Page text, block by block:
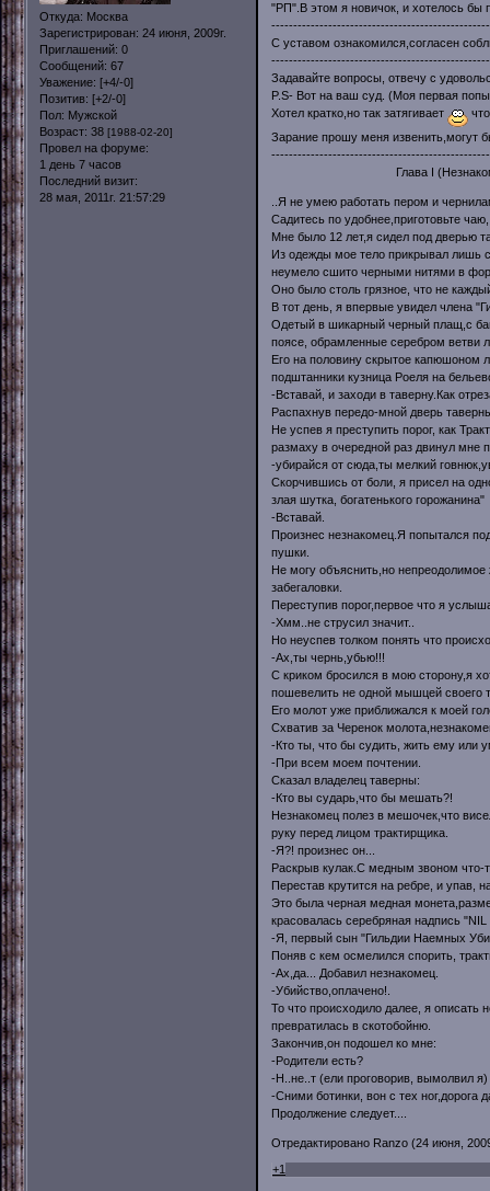
Откуда: Москва
Зарегистрирован: 24 июня, 2009г.
Приглашений: 0
Сообщений: 67
Уважение: [+4/-0]
Позитив: [+2/-0]
Пол: Мужской
Возраст: 38 [1988-02-20]
Провел на форуме:
1 день 7 часов
Последний визит:
28 мая, 2011г. 21:57:29
"РП".В этом я новичок, и хотелось бы
--------------------------------------------------
С уставом ознакомился,согласен
Задавайте вопросы, отвечу с
P.S- Вот на ваш суд. (Моя первая
Хотел кратко,но так затягивает
Зарание прошу меня извенить,могут
Глава I
..Я не умею работать пером и
Садитесь по удобнее,приготовьте
Мне было 12 лет,я сидел под дверью
Из одежды мое тело прикрывал лишь
неумело сшито черными нитями в
Оно было столь грязное, что не
В тот день, я впервые увидел члена
Одетый в шикарный черный плащ,с
поясе, обрамленные серебром ветви
Его на половину скрытое капюшоном
подштанники кузница Роеля на
-Вставай, и заходи в таверну.Как
Распахнув передо-мной дверь
Не успев я преступить порог, как
размаху в очередной раз двинул мне
-убирайся от сюда,ты мелкий
Скорчившись от боли, я присел на
злая шутка, богатенького горожанина"
-Вставай.
Произнес незнакомец.Я попытался
пушки.
Не могу объяснить,но непреодолимое
забегаловки.
Переступив порог,первое что я
-Хмм..не струсил значит..
Но неуспев толком понять что
-Ах,ты чернь,убью!!!
С криком бросился в мою сторону,я
пошевелить не одной мышцей своего
Его молот уже приближался к моей
Схватив за Черенок
-Кто ты, что бы судить, жить ему или
-При всем моем почтении.
Сказал владелец таверны:
-Кто вы сударь,что бы мешать?!
Незнакомец полез в мешочек,что
руку перед лицом трактирщика.
-Я?! произнес он...
Раскрыв кулак.С медным звоном что-
Перестав крутится на ребре, и упав,
Это была черная медная
красовалась серебряная надпись
-Я, первый сын "Гильдии Наемных
Поняв с кем осмелился спорить,
-Ах,да... Добавил незнакомец.
-Убийство,оплачено!.
То что происходило далее, я описать
превратилась в скотобойню.
Закончив,он подошел ко мне:
-Родители есть?
-Н..не..т (ели проговорив, вымолвил я)
-Сними ботинки, вон с тех ног,дорога
Продолжение следует....
Отредактировано Ranzo (24 июня,
+1